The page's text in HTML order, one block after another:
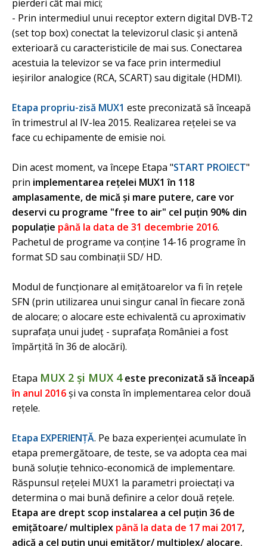
pierderi cât mai mici;
- Prin intermediul unui receptor extern digital DVB-T2
(set top box) conectat la televizorul clasic şi antenă
exterioară cu caracteristicile de mai sus. Conectarea
acestuia la televizor se va face prin intermediul
ieşirilor analogice (RCA, SCART) sau digitale (HDMI).
Etapa propriu-zisă MUX1 este preconizată să înceapă
în trimestrul al IV-lea 2015. Realizarea reţelei se va
face cu echipamente de emisie noi.
Din acest moment, va începe Etapa "START PROIECT"
prin implementarea reţelei MUX1 în 118
amplasamente, de mică şi mare putere, care vor
deservi cu programe "free to air" cel puţin 90% din
populaţie până la data de 31 decembrie 2016.
Pachetul de programe va conţine 14-16 programe în
format SD sau combinaţii SD/ HD.
Modul de funcţionare al emiţătoarelor va fi în reţele
SFN (prin utilizarea unui singur canal în fiecare zonă
de alocare; o alocare este echivalentă cu aproximativ
suprafaţa unui judeţ - suprafaţa României a fost
împărţită în 36 de alocări).
Etapa MUX 2 şi MUX 4este preconizată să înceapă
în anul 2016şi va consta în implementarea celor două
reţele.
Etapa EXPERIENŢĂ. Pe baza experienţei acumulate în
etapa premergătoare, de teste, se va adopta cea mai
bună soluţie tehnico-economică de implementare.
Răspunsul reţelei MUX1 la parametri proiectaţi va
determina o mai bună definire a celor două reţele.
Etapa are drept scop instalarea a cel puţin 36 de
emiţătoare/ multiplex până la data de 17 mai 2017,
adică a cel puţin unui emiţător/ multiplex/ alocare.